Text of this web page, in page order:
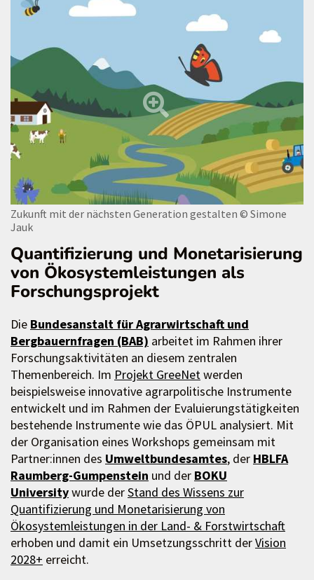
Zukunft mit der nächsten Generation gestalten © Simone
Jauk
Quantifizierung und Monetarisierung
von Ökosystemleistungen als
Forschungsprojekt
Die Bundesanstalt für Agrarwirtschaft und
Bergbauernfragen (BAB) arbeitet im Rahmen ihrer
Forschungsaktivitäten an diesem zentralen
Themenbereich. Im Projekt GreeNetwerden
beispielsweise innovative agrarpolitische Instrumente
entwickelt und im Rahmen der Evaluierungstätigkeiten
bestehende Instrumente wie das ÖPUL analysiert. Mit
der Organisation eines Workshops gemeinsam mit
Partner:innen des Umweltbundesamtes, der HBLFA
Raumberg-Gumpenstein und der BOKU
Universitywurde derStand des Wissens zur
Quantifizierung und Monetarisierung von
Ökosystemleistungen in der Land- & Forstwirtschaft
erhoben und damit ein Umsetzungsschritt derVision
2028+ erreicht.